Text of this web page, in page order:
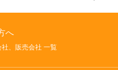
へ
、販売会社 一覧